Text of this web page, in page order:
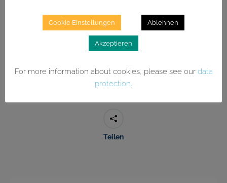
Ann-Kathrin Oster
Technische Universität Dortmund
Teilen
Cookie Einstellungen Ablehnen
Akzeptieren
For more information about cookies, please see our data
protection.